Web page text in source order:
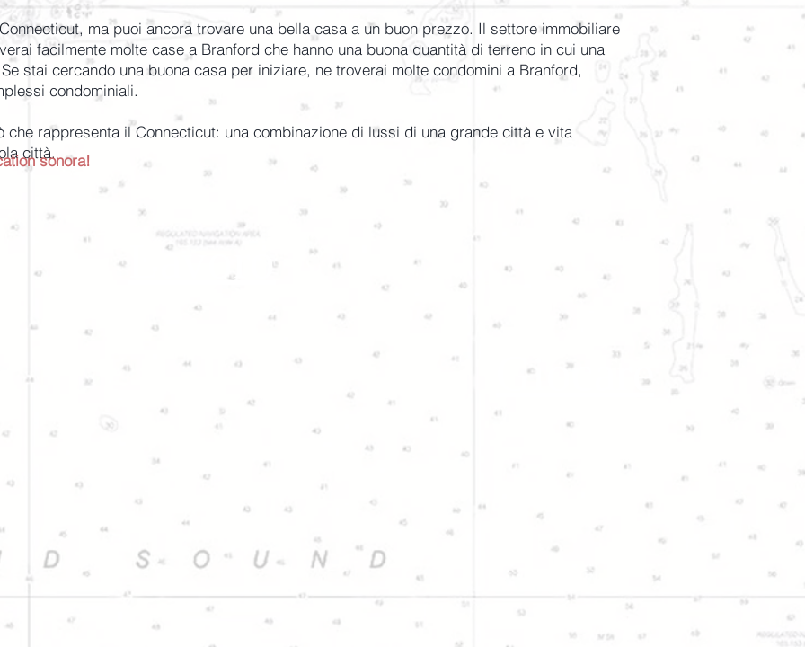
ma puoi ancora trovare una bella casa a un buon prezzo. Il settore immobiliare
facilmente molte case a Branford che hanno una buona quantità di terreno in cui una
stai cercando una buona casa per iniziare, ne troverai molte condomini a Branford,
condominiali.
rappresenta il Connecticut: una combinazione di lussi di una grande città e vita
città.sonora!
Lavoro
Giocare